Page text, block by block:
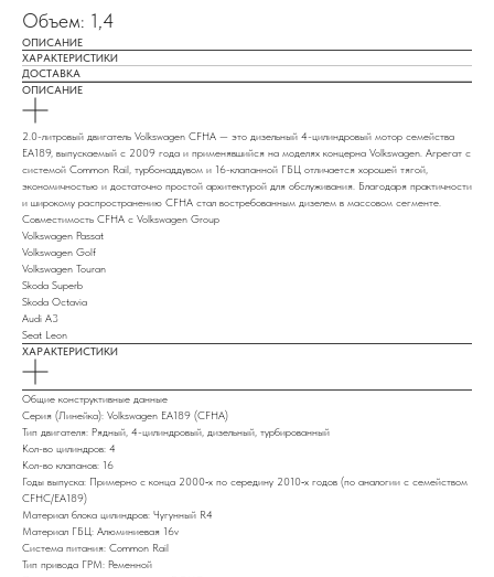
Объем: 1,4
ОПИСАНИЕ
ХАРАКТЕРИСТИКИ
ДОСТАВКА
ОПИСАНИЕ
2.0-литровый двигатель Volkswagen CFHA — это дизельный 4-цилиндровый мотор семейства
EA189, выпускаемый с 2009 года и применявшийся на моделях концерна Volkswagen. Агрегат с
системой Common Rail, турбонаддувом и 16-клапанной ГБЦ отличается хорошей тягой,
экономичностью и достаточно простой архитектурой для обслуживания. Благодаря практичности
и широкому распространению CFHA стал востребованным дизелем в массовом сегменте.
Совместимость CFHA с Volkswagen Group
Volkswagen Passat
Volkswagen Golf
Volkswagen Touran
Skoda Superb
Skoda Octavia
Audi A3
Seat Leon
ХАРАКТЕРИСТИКИ
Общие конструктивные данные
Серия (Линейка): Volkswagen EA189 (CFHA)
Тип двигателя: Рядный, 4-цилиндровый, дизельный, турбированный
Кол-во цилиндров: 4
Кол-во клапанов: 16
Годы выпуска: Примерно с конца 2000‑х по середину 2010‑х годов (по аналогии с семейством
CFHC/EA189)
Материал блока цилиндров: Чугунный R4
Материал ГБЦ: Алюминиевая 16v
Система питания: Common Rail
Тип привода ГРМ: Ременной